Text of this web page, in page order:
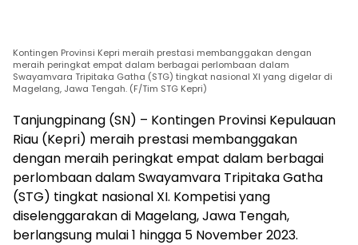
Kontingen Provinsi Kepri meraih prestasi membanggakan dengan
meraih peringkat empat dalam berbagai perlombaan dalam
Swayamvara Tripitaka Gatha (STG) tingkat nasional XI yang digelar di
Magelang, Jawa Tengah. (F/Tim STG Kepri)
Tanjungpinang (SN) – Kontingen Provinsi Kepulauan
Riau (Kepri) meraih prestasi membanggakan
dengan meraih peringkat empat dalam berbagai
perlombaan dalam Swayamvara Tripitaka Gatha
(STG) tingkat nasional XI. Kompetisi yang
diselenggarakan di Magelang, Jawa Tengah,
berlangsung mulai 1 hingga 5 November 2023.